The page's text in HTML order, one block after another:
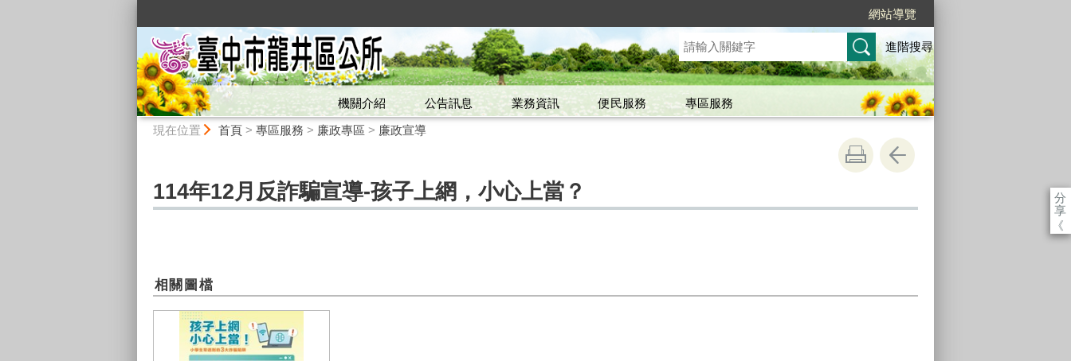
網站導覽
進階搜尋
機關介紹 公告訊息 業務資訊 便民服務
專區服務
現在位置 首頁> 專區服務 > 廉政專區 > 廉政宣導
分
享
《
114年12月反詐騙宣導-孩子上網，小心上當？
相關圖檔